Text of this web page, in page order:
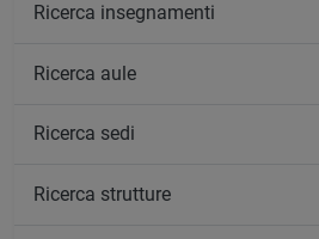
Ricerca insegnamenti
Ricerca aule
Ricerca sedi
Ricerca strutture